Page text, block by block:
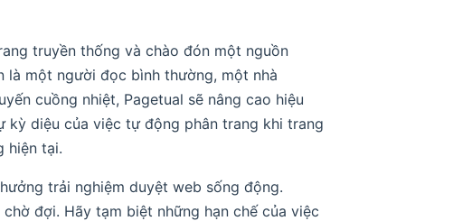
truyền thống và chào đón một nguồn
là một người đọc bình thường, một nhà
cuồng nhiệt, Pagetual sẽ nâng cao hiệu
kỳ diệu của việc tự động phân trang khi trang
hiện tại.
trải nghiệm duyệt web sống động.
đợi. Hãy tạm biệt những hạn chế của việc